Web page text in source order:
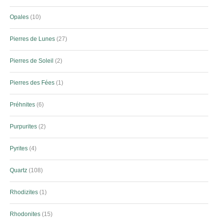
Opales 10
Pierres de Lunes 27
Pierres de Soleil 2
Pierres des Fées 1
Préhnites 6
Purpurites 2
Pyrites 4
Quartz 108
Rhodizites 1
Rhodonites 15